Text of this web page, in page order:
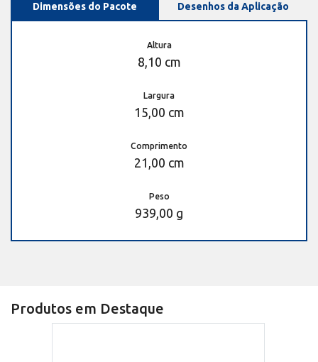
Dimensões do Pacote Desenhos da Aplicação
Altura
8,10 cm
Largura
15,00 cm
Comprimento
21,00 cm
Peso
939,00 g
Produtos em Destaque